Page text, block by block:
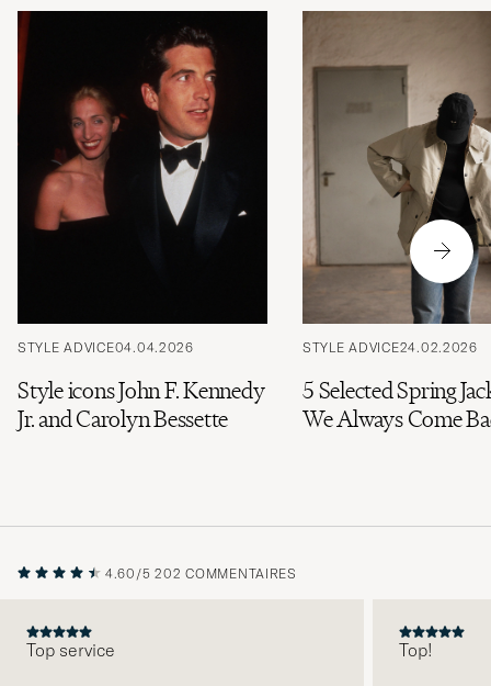
STYLE ADVICE04.04.2026
Style icons John F. Kennedy
Jr. and Carolyn Bessette
STYLE ADVICE24.02.2026
5 Selected Spring
We Always Come
4.60/5 202 COMMENTAIRES
Top service Top!